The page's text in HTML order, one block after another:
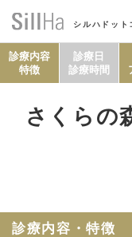
シルハドット
診療内容
特徴
診療日
診療時間
さくらの
診療内容・特徴